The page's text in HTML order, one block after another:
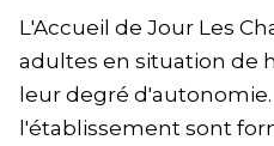
L'Accueil de Jour Les
adultes en situation de
leur degré
l'établissement sont